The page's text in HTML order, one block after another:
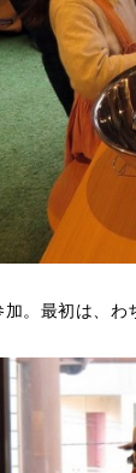
。最初は、